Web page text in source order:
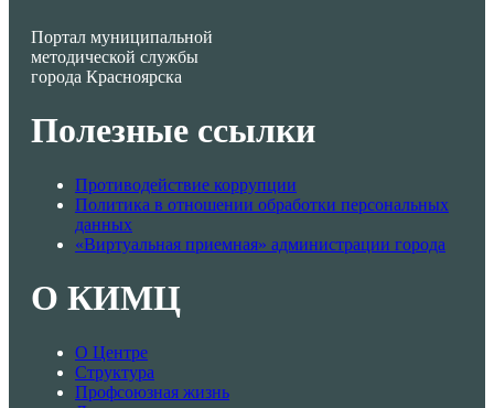
Портал муниципальной
методической службы
города Красноярска
Полезные ссылки
Противодействие коррупции
Политика в отношении обработки персональных
данных
«Виртуальная приемная» администрации города
О КИМЦ
О Центре
Структура
Профсоюзная жизнь